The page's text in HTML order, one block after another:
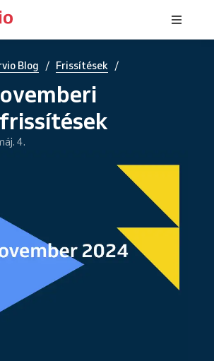
Blog / Frissítések /
4.